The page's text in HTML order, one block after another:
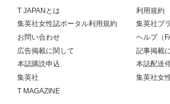
T JAPANとは
利用規約
集英社女性誌ポータル利用規約
集英社プ
お問い合わせ
ヘルプ（
広告掲載に関して
記事掲載
本誌購読申込
本誌配送
集英社
集英社女
T MAGAZINE